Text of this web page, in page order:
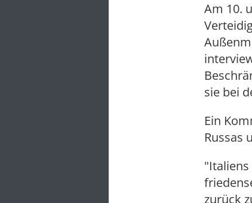
Am 10.
sie bei
Ein
Russas
"Italiens
zurück